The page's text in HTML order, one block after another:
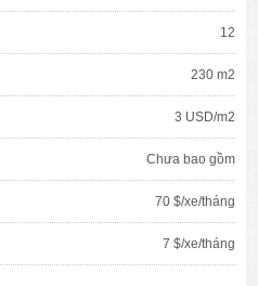
12
230 m2
3 USD/m2
Chưa bao gồm
70 $/xe/tháng
7 $/xe/tháng